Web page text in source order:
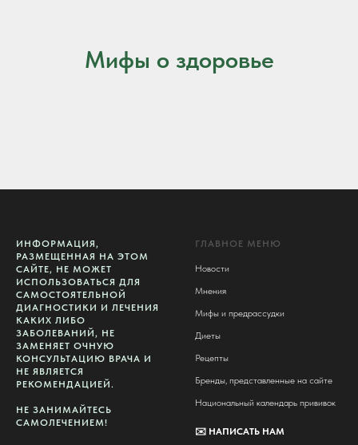
Мифы о здоровье
ИНФОРМАЦИЯ,
РАЗМЕЩЕННАЯ НА ЭТОМ
САЙТЕ, НЕ МОЖЕТ
ИСПОЛЬЗОВАТЬСЯ ДЛЯ
САМОСТОЯТЕЛЬНОЙ
ДИАГНОСТИКИ И ЛЕЧЕНИЯ
КАКИХ ЛИБО
ЗАБОЛЕВАНИЙ, НЕ
ЗАМЕНЯЕТ ОЧНУЮ
КОНСУЛЬТАЦИЮ ВРАЧА И
НЕ ЯВЛЯЕТСЯ
РЕКОМЕНДАЦИЕЙ.
НЕ ЗАНИМАЙТЕСЬ
САМОЛЕЧЕНИЕМ!
ГЛАВНОЕ МЕНЮ
Новости
Мнения
Мифы и предрассудки
Диеты
Рецепты
Бренды, представленные на сайте
Национальный календарь прививок
✉️ НАПИСАТЬ НАМ